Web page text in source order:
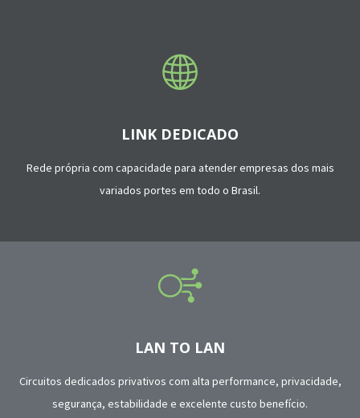
LINK DEDICADO
Rede própria com capacidade para atender empresas dos mais
variados portes em todo o Brasil.
LAN TO LAN
Circuitos dedicados privativos com alta performance, privacidade,
segurança, estabilidade e excelente custo benefício.